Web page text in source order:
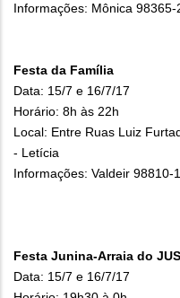
Informações: Mônica 98365-
Festa da Família
Data: 15/7 e 16/7/17
Horário: 8h às 22h
Local: Entre Ruas Luiz
- Letícia
Informações: Valdeir 98810-
Festa Junina-Arraia do
Data: 15/7 e 16/7/17